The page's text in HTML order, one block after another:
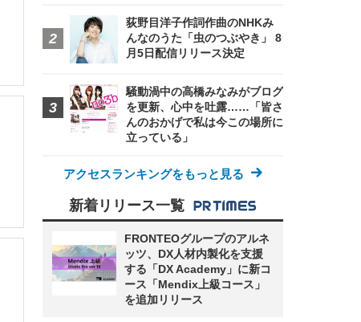
荻野目洋子作詞作曲のNHKみ
んなのうた「虫のつぶやき」 8
月5日配信リリース決定
騒動渦中の高橋みなみがブログ
を更新、心中を吐露……「皆さ
んのおかげで私は今この場所に
立っている」
アクセスランキングをもっと見る
新着リリース一覧
FRONTEOグループのアルネ
ッツ、DX人材内製化を支援
する「DX Academy」に新コ
ース「Mendix上級コース」
を追加リリース